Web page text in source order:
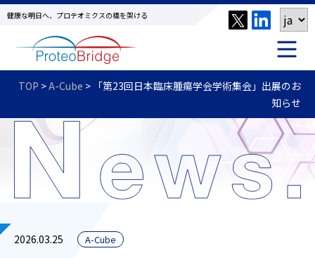
健康な明日へ、プロテオミクスの橋を架ける
TOP >A-Cube > 「第23回日本臨床腫瘍学会学術集会」出展のお
知らせ
2026.03.25 A-Cube